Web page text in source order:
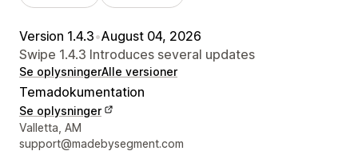
Version 1.4.3•August 04, 2026
Swipe 1.4.3 Introduces several updates
Se oplysningerAlle versioner
Temadokumentation
Se oplysninger
Se kontaktoplysninger
Valletta, AM
support@madebysegment.com